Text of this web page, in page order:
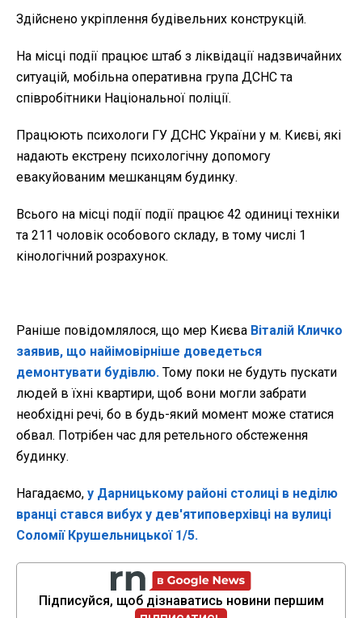
Здійснено укріплення будівельних конструкцій.
На місці події працює штаб з ліквідації надзвичайних
ситуацій, мобільна оперативна група ДСНС та
співробітники Національної поліції.
Працюють психологи ГУ ДСНС України у м. Києві, які
надають екстрену психологічну допомогу
евакуйованим мешканцям будинку.
Всього на місці події події працює 42 одиниці техніки
та 211 чоловік особового складу, в тому числі 1
кінологічний розрахунок.
Раніше повідомлялося, що мер Києва Віталій Кличко
заявив, що найімовірніше доведеться
демонтувати будівлю. Тому поки не будуть пускати
людей в їхні квартири, щоб вони могли забрати
необхідні речі, бо в будь-який момент може статися
обвал. Потрібен час для ретельного обстеження
будинку.
Нагадаємо, у Дарницькому районі столиці в неділю
вранці стався вибух у дев'ятиповерхівці на вулиці
Соломії Крушельницької 1/5.
Підписуйся, щоб дізнаватись новини першим